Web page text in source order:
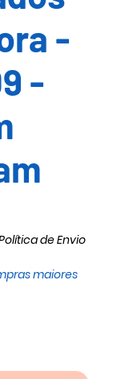
-
-
de Envio
maiores